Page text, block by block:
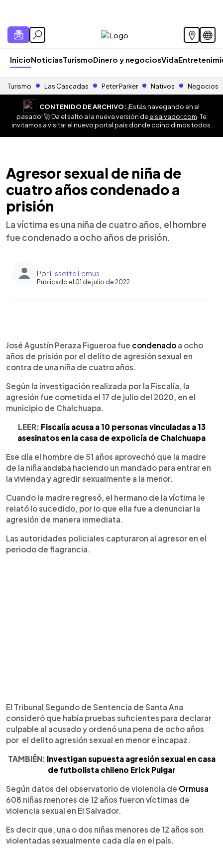
InicioNoticiasTurismoDinero y negociosVida
Turismo Las Cascadas Peter Parker Nativos Negocios
CONTENIDO DE ARCHIVO:¡Estás navegando en el
pasado! 🚀 Da el salto a la nueva versión deelsalvador.com . Te
invitamos a visitar el nuevo portal país donde coincidimos todos.
Agresor sexual de niña de
cuatro años condenado a
prisión
La víctima es una niña de cuatro años, el hombre
fue condenado a ocho años de prisión.
PorLissette Lemus
Publicado el 01 de julio de 2022
Escuchar artículo
José Agustín Peraza Figueroa fue condenado a ocho
años de prisión por el delito de agresión sexual en
contra de una niña de cuatro años.
Según la investigación realizada por la Fiscalía, la
agresión fue cometida el 17 de julio del 2020, en el
municipio de Chalchuapa.
LEER: Fiscalía acusa a 10 personas vinculadas a 13
asesinatos en la casa de expolicía de Chalchuapa
Ese día el hombre de 51 años aprovechó que la madre
de la niña andaba haciendo un mandado para entrar en
la vivienda y agredir sexualmente a la menor.
Cuando la madre regresó, el hermano de la víctima le
relató lo sucedido, por lo que ella fue a denunciar la
agresión de manera inmediata.
Las autoridades policiales capturaron al agresor en el
periodo de flagrancia.
El Tribunal Segundo de Sentencia de Santa Ana
consideró que había pruebas suficientes para declarar
culpable al acusado y ordenó una pena de ocho años
por el delito agresión sexual en menor e incapaz.
TAMBIÉN: Investigan supuesta agresión sexual en casa
de futbolista chileno Erick Pulgar
Según datos del observatorio de violencia de Ormusa
608 niñas menores de 12 años fueron víctimas de
violencia sexual en El Salvador.
Es decir que, una o dos niñas menores de 12 años son
violentadas sexualmente cada día en el país.